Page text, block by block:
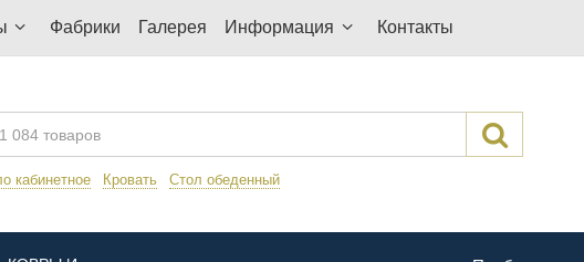
Фабрики Галерея Информация Контакты
кабинетное Кровать Стол обеденный